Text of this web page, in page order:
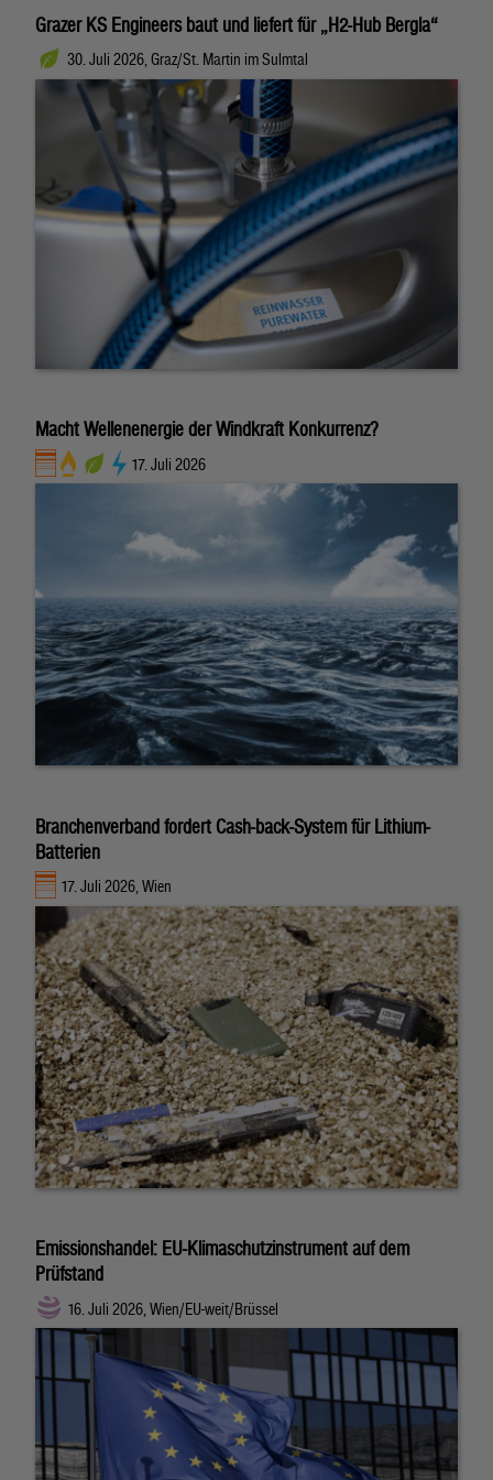
Grazer KS Engineers baut und liefert für „H2-Hub Bergla“
30. Juli 2026, Graz/St. Martin im Sulmtal
Macht Wellenenergie der Windkraft Konkurrenz?
17. Juli 2026
Branchenverband fordert Cash-back-System für Lithium-
Batterien
17. Juli 2026, Wien
Emissionshandel: EU-Klimaschutzinstrument auf dem
Prüfstand
16. Juli 2026, Wien/EU-weit/Brüssel